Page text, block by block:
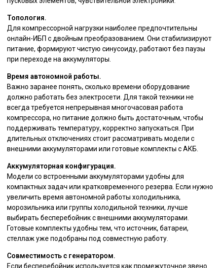
Топология.
Для компрессорной нагрузки наиболее предпочтительны
онлайн-ИБП с двойным преобразованием. Они стабилизируют
питание, формируют чистую синусоиду, работают без паузы
при переходе на аккумуляторы.
Время автономной работы.
Важно заранее понять, сколько времени оборудование
должно работать без электросети. Для такой техники не
всегда требуется непрерывная многочасовая работа
компрессора, но питание должно быть достаточным, чтобы
поддерживать температуру, корректно запускаться. При
длительных отключениях стоит рассматривать модели с
внешними аккумуляторами или готовые комплекты с АКБ.
Аккумуляторная конфигурация.
Модели со встроенными аккумуляторами удобны для
компактных задач или кратковременного резерва. Если нужно
увеличить время автономной работы холодильника,
морозильника или группы холодильной техники, лучше
выбирать бесперебойник с внешними аккумуляторами.
Готовые комплекты удобны тем, что источник, батареи,
стеллаж уже подобраны под совместную работу.
Совместимость с генератором.
Если бесперебойник используется как промежуточное звено